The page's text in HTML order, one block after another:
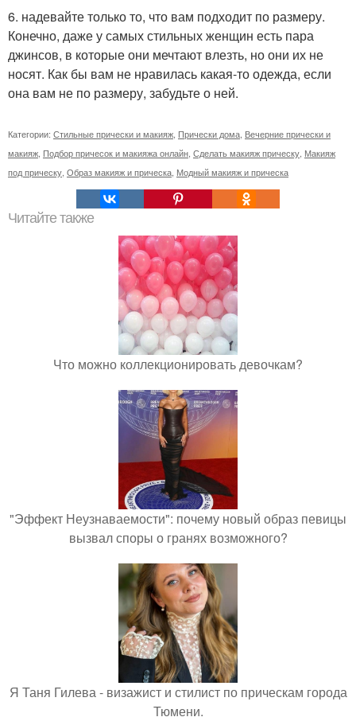
6. надевайте только то, что вам подходит по размеру.
Конечно, даже у самых стильных женщин есть пара
джинсов, в которые они мечтают влезть, но они их не
носят. Как бы вам не нравилась какая-то одежда, если
она вам не по размеру, забудьте о ней.
Категории: Стильные прически и макияж, Прически дома, Вечерние прически и
макияж, Подбор причесок и макияжа онлайн, Сделать макияж прическу, Макияж
под прическу, Образ макияж и прическа, Модный макияж и прическа
Читайте также
Что можно коллекционировать девочкам?
"Эффект Неузнаваемости": почему новый образ певицы
вызвал споры о гранях возможного?
Я Таня Гилева - визажист и стилист по прическам города
Тюмени.